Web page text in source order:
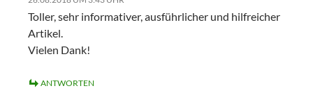
Toller, sehr informativer, ausführlicher und hilfreicher
Artikel.
Vielen Dank!
ANTWORTEN